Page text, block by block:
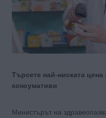
Търсете най-ниската цена
консумативи
Министърът на